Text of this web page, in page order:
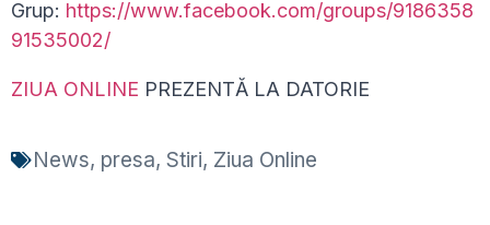
Grup: https://www.facebook.com/groups/9186358
91535002/
ZIUA ONLINE PREZENTĂ LA DATORIE
News, presa, Stiri, Ziua Online